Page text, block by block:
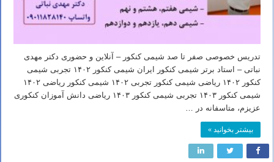
تدریس خصوصی صفر تا صد شیمی کنکور – آنلاین و حضوری دکتر مهدی
نباتی – استاد برتر شیمی کنکور ایران شیمی کنکور ۱۴۰۲ تجربی شیمی
کنکور ۱۴۰۲ ریاضی شیمی کنکور تجربی ۱۴۰۲ شیمی کنکور ریاضی ۱۴۰۲
شیمی کنکور ۱۴۰۳ تجربی شیمی کنکور ۱۴۰۳ ریاضی دانش آموزان کنکوری
عزیزم، متاسفانه در …
بیشتر بخوانید »